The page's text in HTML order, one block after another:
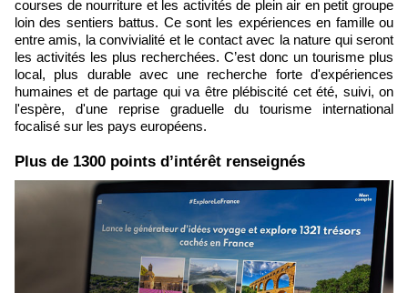
courses de nourriture et les activités de plein air en petit groupe
loin des sentiers battus. Ce sont​ les expériences en famil​le ou
entre amis, la convivialité et le contact avec la nature qui seront
les activités les plus recherchées. C’est donc un tourisme plus
local, plus durable avec une recherche​ forte d'expériences
humaines et de partage qui va être plébiscité cet été, suivi, on
l'espère, d'une reprise graduelle du tourisme international​
focalisé sur les pays européens.
Plus de 1300 points d’intérêt renseignés